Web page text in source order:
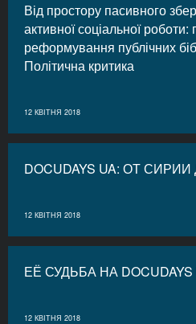
Від простору пасивного
активної соціальної
реформування публічних
Політична критика
12 КВІТНЯ 2018
DOCUDAYS UA: ОТ
12 КВІТНЯ 2018
ЕЁ СУДЬБА НА DOCUDAYS
12 КВІТНЯ 2018